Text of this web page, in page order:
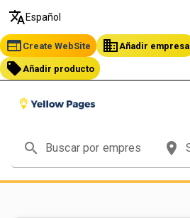
translate Español
web Create WebSite business Añadir empresa
local_offer Añadir producto
search place